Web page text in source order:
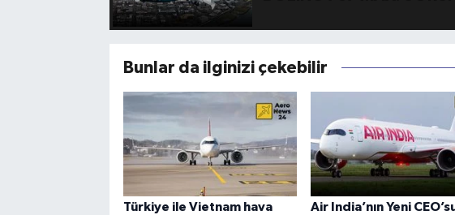
Bunlar da ilginizi çekebilir
Türkiye ile Vietnam hava
Air India’nın Yeni